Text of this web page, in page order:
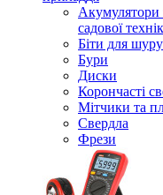
Акумулятори
садової
Біти для
Бури
Диски
Корончасті
Мітчики та
Свердла
Фрези